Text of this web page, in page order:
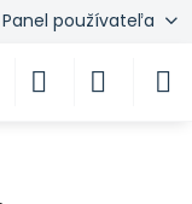
Panel používateľa